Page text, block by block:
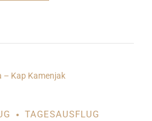
TAGESAUSFLUG